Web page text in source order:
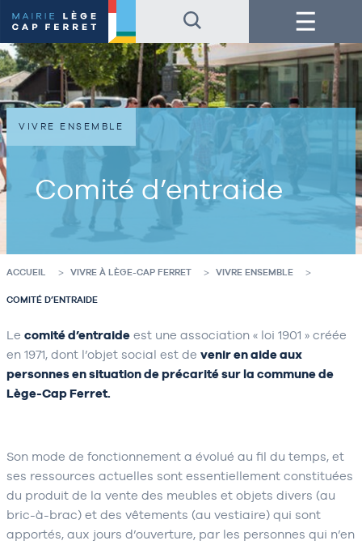
au
contenu
de
la
page
au
pied
de
page
Menu
Comité d’entraide
VIVRE ENSEMBLE
ACCUEIL VIVRE À LÈGE-CAP FERRET VIVRE ENSEMBLE
COMITÉ D’ENTRAIDE
Le comité d’entraide est une association « loi 1901 » créée
en 1971, dont l’objet social est de venir en aide aux
personnes en situation de précarité sur la commune de
Lège-Cap Ferret.
Son mode de fonctionnement a évolué au fil du temps, et
ses ressources actuelles sont essentiellement constituées
du produit de la vente des meubles et objets divers (au
bric-à-brac) et des vêtements (au vestiaire) qui sont
apportés, aux jours d’ouverture, par les personnes qui n’en